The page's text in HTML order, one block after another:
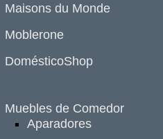
Maisons du Monde
Moblerone
DomésticoShop
Muebles de Comedor
Aparadores